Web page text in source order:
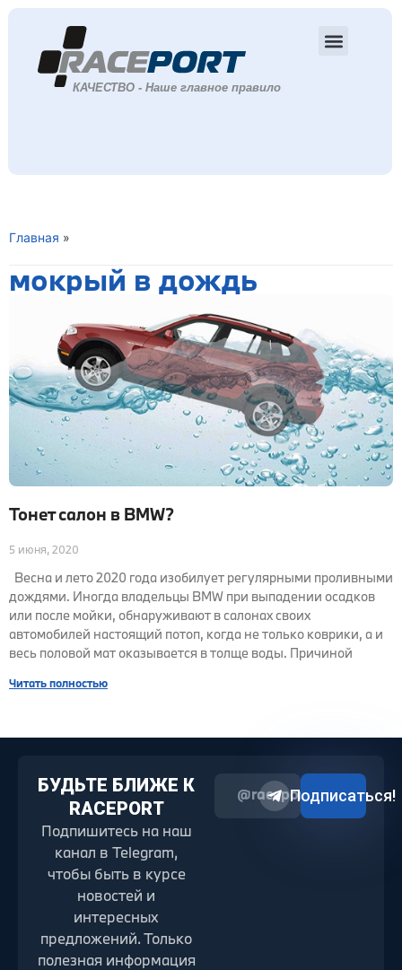
Главная »
мокрый в дождь
Тонет салон в BMW?
5 июня, 2020
Весна и лето 2020 года изобилует регулярными проливными
дождями. Иногда владельцы BMW при выпадении осадков
или после мойки, обнаруживают в салонах своих
автомобилей настоящий потоп, когда не только коврики, а и
весь половой мат оказывается в толще воды. Причиной
Читать полностью
БУДЬТЕ БЛИЖЕ К
RACEPORT
Подпишитесь на наш
канал в Telegram,
чтобы быть в курсе
новостей и
интересных
предложений. Только
полезная информация
@raceport2022
Подписаться!